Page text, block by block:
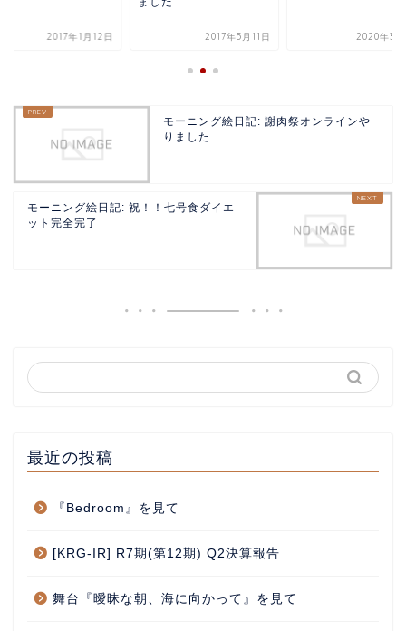
2017年1月12日 2017年5月11日 2020年3
モーニング絵日記: 謝肉祭オンラインや
りました
モーニング絵日記: 祝！！七号食ダイエ
ット完全完了
最近の投稿
『Bedroom』を見て
[KRG-IR] R7期(第12期) Q2決算報告
舞台『曖昧な朝、海に向かって』を見て